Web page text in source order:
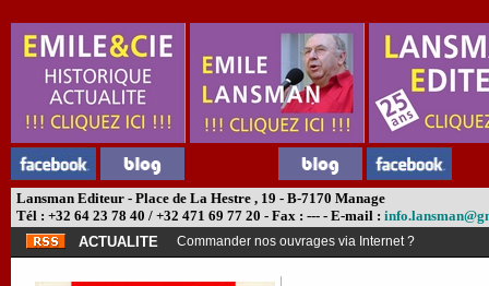
Lansman Editeur - Place de La Hestre , 19 - B-7170 Manage
Tél : +32 64 23 78 40 / +32 471 69 77 20 - Fax : --- - E-mail :
ACTUALITE
Commander nos ouvrages via Internet ?